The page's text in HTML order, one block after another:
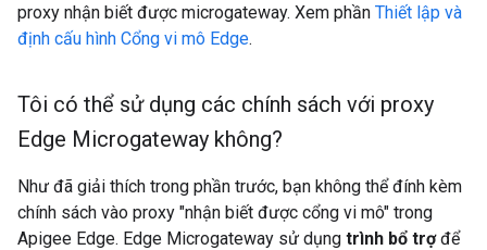
proxy nhận biết được microgateway. Xem phần Thiết lập và
định cấu hình Cổng vi mô Edge.
Tôi có thể sử dụng các chính sách với proxy
Edge Microgateway không?
Như đã giải thích trong phần trước, bạn không thể đính kèm
chính sách vào proxy "nhận biết được cổng vi mô" trong
Apigee Edge. Edge Microgateway sử dụng trình bổ trợđể